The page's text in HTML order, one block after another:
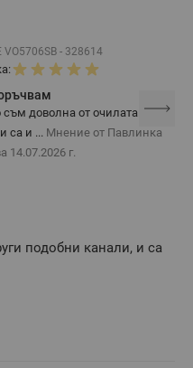
VO5706SB - 328614
съм доволна от очилата.
са и ... Мнение от Павлинка
14.07.2026 г.
подобни канали, и са